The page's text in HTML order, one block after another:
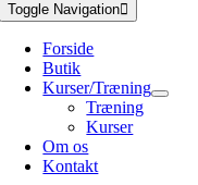
Toggle Navigation
Forside
Butik
Kurser/Træning
Træning
Kurser
Om os
Kontakt